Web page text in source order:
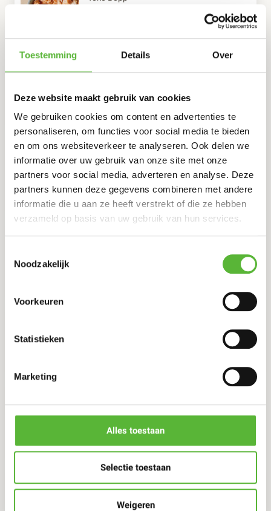
Toestemming Details Over
Deze website maakt gebruik van cookies
We gebruiken cookies om content en advertenties te
personaliseren, om functies voor social media te bieden
en om ons websiteverkeer te analyseren. Ook delen we
informatie over uw gebruik van onze site met onze
partners voor social media, adverteren en analyse. Deze
partners kunnen deze gegevens combineren met andere
informatie die u aan ze heeft verstrekt of die ze hebben
verzameld op basis van uw gebruik van hun services.
Noodzakelijk
Voorkeuren
Statistieken
Marketing
Alles toestaan
Selectie toestaan
Weigeren
19,50
Toko Bopp
8 ,95
Toko Bopp
INDONESISCHE MAALTIJD: SATÉ PAN, SAYUR LODEH
EN NASI GORENG 600GR (1P)
14
INDONESISCHE MAALTIJD: BABI PANGANG, TJAP TJOY
EN NASI KOENING 600GR (1P)
13,95
INDONESISCHE MAALTIJD: TEMPEH CASHEW, TJAP
TJOY EN NASI KOENING